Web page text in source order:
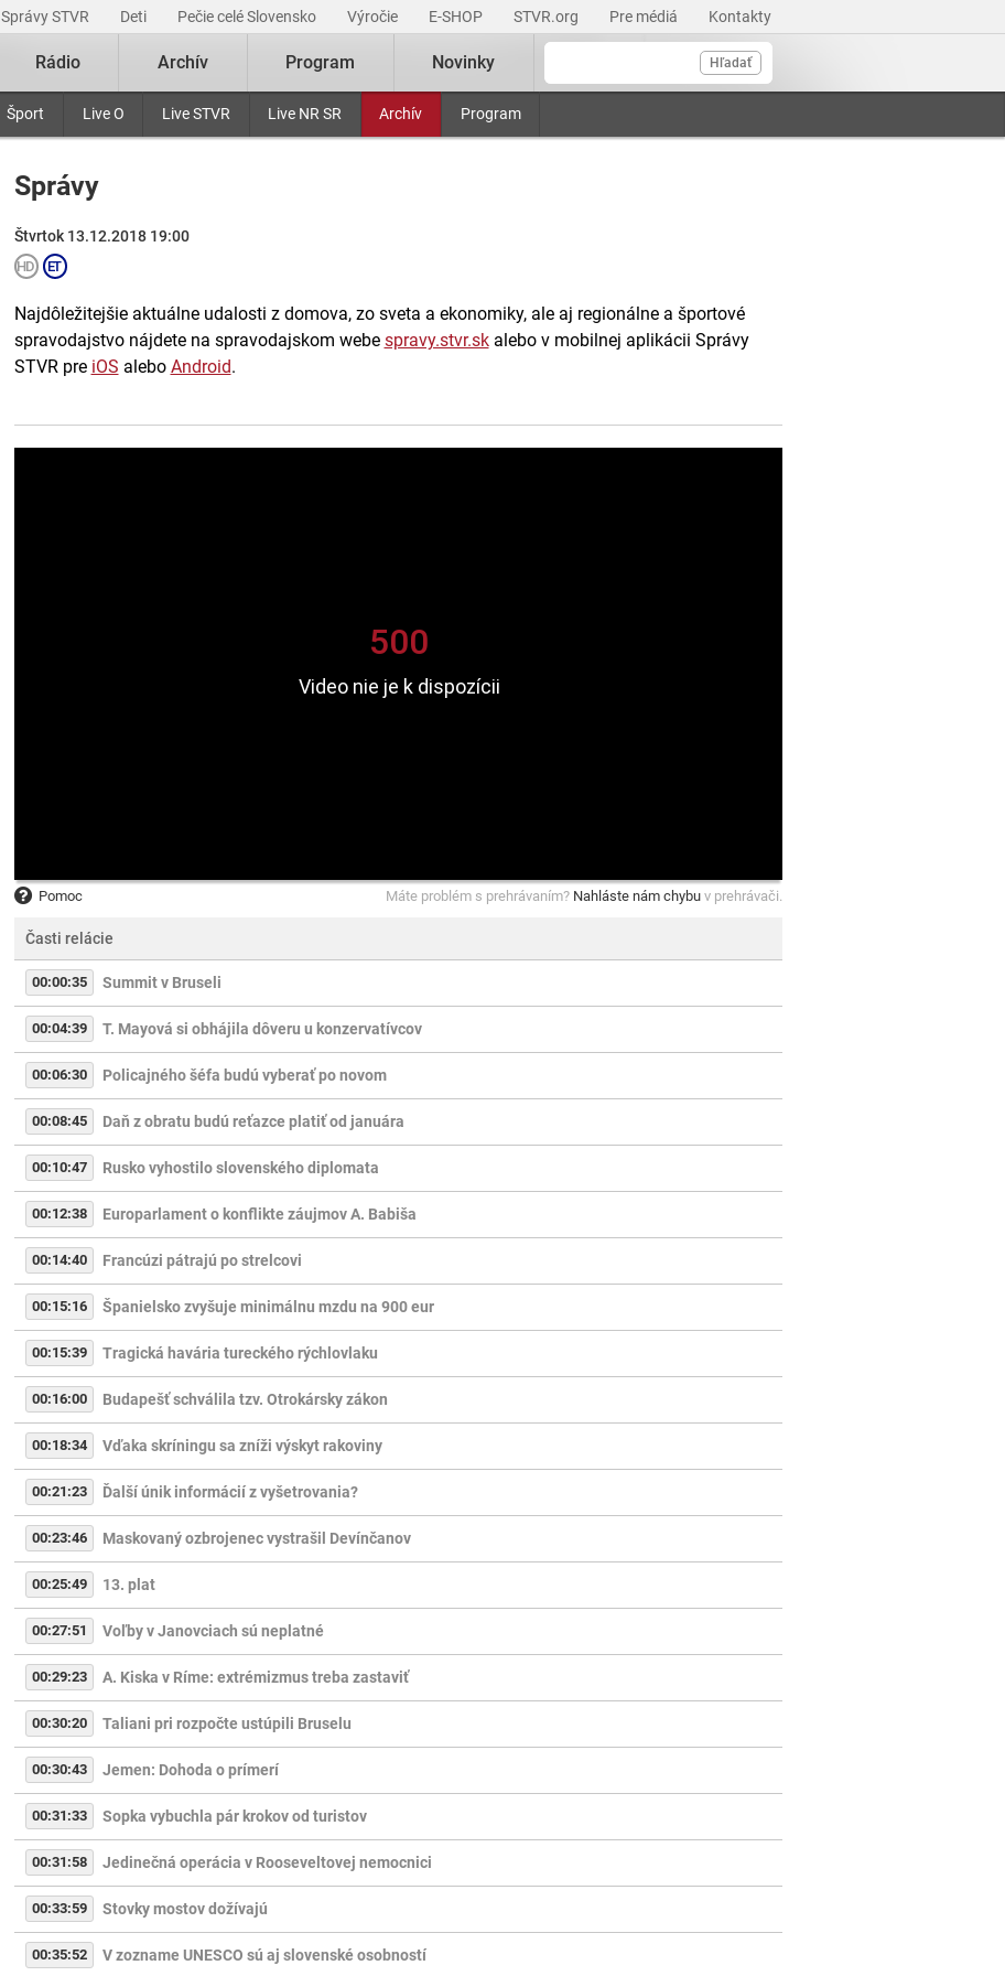
Správy STVR Deti Pečie celé Slovensko Výročie E-SHOP STVR.org Pre médiá Kontakty
Hľadať
Šport Live O Live STVR Live NR SR Archív Program
Rádio Archív Program Novinky
Správy
Štvrtok 13.12.2018 19:00
Najdôležitejšie aktuálne udalosti z domova, zo sveta a ekonomiky, ale aj regionálne a športové
spravodajstvo nájdete na spravodajskom webe spravy.stvr.skalebo v mobilnej aplikácii Správy
STVR pre iOS alebo Android.
Pomoc Máte problém s prehrávaním? Nahláste nám chybu v prehrávači.
Časti relácie
00:00:35 Summit v Bruseli
00:04:39 T. Mayová si obhájila dôveru u konzervatívcov
00:06:30 Policajného šéfa budú vyberať po novom
00:08:45 Daň z obratu budú reťazce platiť od januára
00:10:47 Rusko vyhostilo slovenského diplomata
00:12:38 Europarlament o konflikte záujmov A. Babiša
00:14:40 Francúzi pátrajú po strelcovi
00:15:16 Španielsko zvyšuje minimálnu mzdu na 900 eur
00:15:39 Tragická havária tureckého rýchlovlaku
00:16:00 Budapešť schválila tzv. Otrokársky zákon
00:18:34 Vďaka skríningu sa zníži výskyt rakoviny
00:21:23 Ďalší únik informácií z vyšetrovania?
00:23:46 Maskovaný ozbrojenec vystrašil Devínčanov
00:25:49 13. plat
00:27:51 Voľby v Janovciach sú neplatné
00:29:23 A. Kiska v Ríme: extrémizmus treba zastaviť
00:30:20 Taliani pri rozpočte ustúpili Bruselu
00:30:43 Jemen: Dohoda o prímerí
00:31:33 Sopka vybuchla pár krokov od turistov
00:31:58 Jedinečná operácia v Rooseveltovej nemocnici
00:33:59 Stovky mostov dožívajú
00:35:52 V zozname UNESCO sú aj slovenské osobností